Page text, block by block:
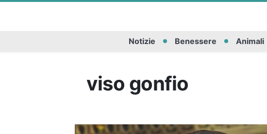
Notizie Benessere Animali
viso gonfio